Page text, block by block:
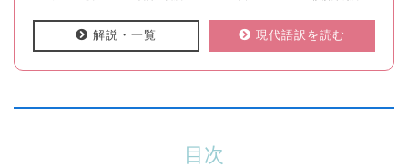
解説・一覧 現代語訳を読む
目次